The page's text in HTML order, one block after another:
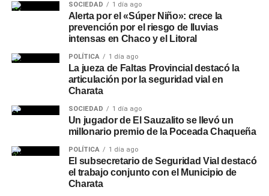
SOCIEDAD 1 día ago
Alerta por el «Súper Niño»: crece la
prevención por el riesgo de lluvias
intensas en Chaco y el Litoral
POLÍTICA 1 día ago
La jueza de Faltas Provincial destacó la
articulación por la seguridad vial en
Charata
SOCIEDAD 1 día ago
Un jugador de El Sauzalito se llevó un
millonario premio de la Poceada Chaqueña
POLÍTICA 1 día ago
El subsecretario de Seguridad Vial destacó
el trabajo conjunto con el Municipio de
Charata